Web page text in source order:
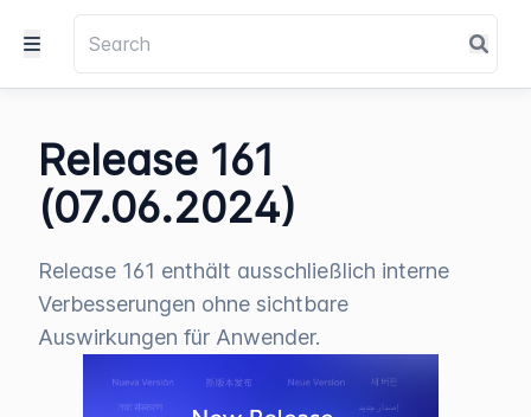
Release 161
(07.06.2024)
Release 161 enthält ausschließlich interne
Verbesserungen ohne sichtbare
Auswirkungen für Anwender.